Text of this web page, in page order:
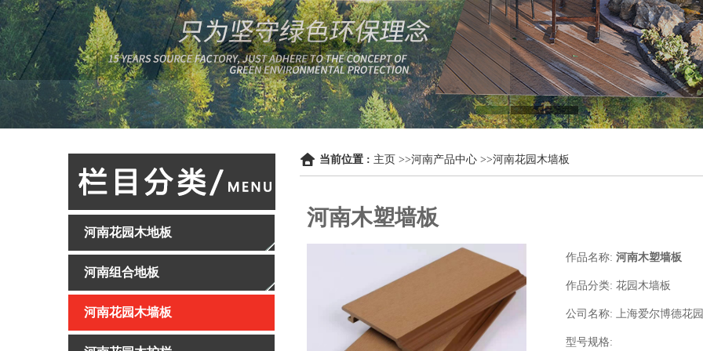
河南花园木地板
河南组合地板
河南花园木墙板
当前位置 : 主页 >>河南产品中心 >>河南花园木墙板
河南木塑墙板
作品名称: 河南木塑墙板
作品分类: 花园木墙板
公司名称: 上海爱尔博德花
型号规格: